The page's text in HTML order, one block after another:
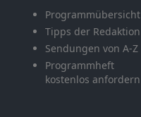
Programmübersicht
Tipps der Redaktion
Sendungen von A-Z
Programmheft
kostenlos anfordern